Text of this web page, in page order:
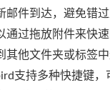
邮件到达，避免错
通过拖放附件来快
其他文件夹或标签
支持多种快捷键，